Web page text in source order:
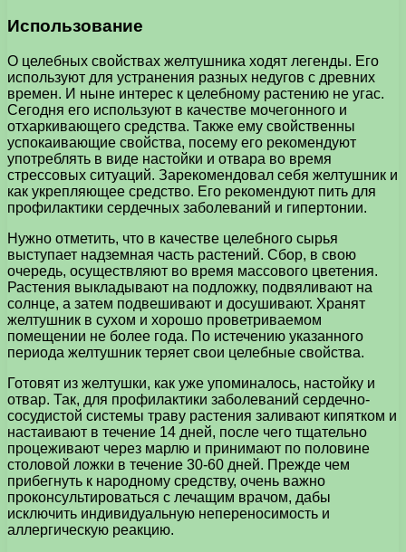
Использование
О целебных свойствах желтушника ходят легенды. Его
используют для устранения разных недугов с древних
времен. И ныне интерес к целебному растению не угас.
Сегодня его используют в качестве мочегонного и
отхаркивающего средства. Также ему свойственны
успокаивающие свойства, посему его рекомендуют
употреблять в виде настойки и отвара во время
стрессовых ситуаций. Зарекомендовал себя желтушник и
как укрепляющее средство. Его рекомендуют пить для
профилактики сердечных заболеваний и гипертонии.
Нужно отметить, что в качестве целебного сырья
выступает надземная часть растений. Сбор, в свою
очередь, осуществляют во время массового цветения.
Растения выкладывают на подложку, подвяливают на
солнце, а затем подвешивают и досушивают. Хранят
желтушник в сухом и хорошо проветриваемом
помещении не более года. По истечению указанного
периода желтушник теряет свои целебные свойства.
Готовят из желтушки, как уже упоминалось, настойку и
отвар. Так, для профилактики заболеваний сердечно-
сосудистой системы траву растения заливают кипятком и
настаивают в течение 14 дней, после чего тщательно
процеживают через марлю и принимают по половине
столовой ложки в течение 30-60 дней. Прежде чем
прибегнуть к народному средству, очень важно
проконсультироваться с лечащим врачом, дабы
исключить индивидуальную непереносимость и
аллергическую реакцию.